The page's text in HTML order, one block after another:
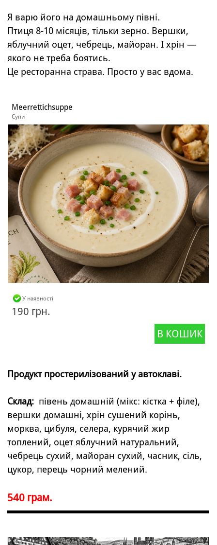
Я варю його на домашньому півні.
Птиця 8-10 місяців, тільки зерно. Вершки,
яблучний оцет, чебрець, майоран. І хрін —
якого не треба боятись.
Це ресторанна страва. Просто у вас вдома.
Meerrettichsuppe
Супи
У наявності
190 грн.
В КОШИК
Продукт простерилізований у автоклаві.
Склад: півень домашній (мікс: кістка + філе),
вершки домашні, хрін сушений корінь,
морква, цибуля, селера, курячий жир
топлений, оцет яблучний натуральний,
чебрець сухий, майоран сухий, часник, сіль,
цукор, перець чорний мелений.
540 грам.